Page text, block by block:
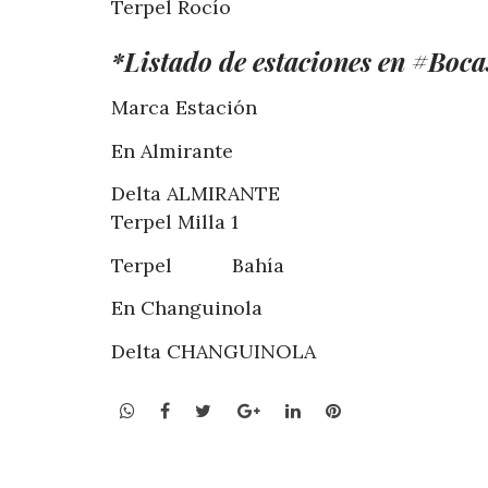
Terpel Rocío
*Listado de estaciones en
Marca Estación
En Almirante
Delta ALMIRANTE
Terpel Milla 1
Terpel Bahía
En Changuinola
Delta CHANGUINOLA
WhatsApp
Facebook
TwitterGoogle+LinkedInPinterest